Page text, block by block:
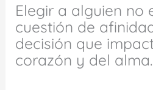
Elegir a alguien no
cuestión de
decisión que
corazón y del alma.